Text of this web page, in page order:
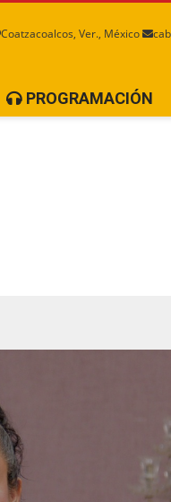
Coatzacoalcos, Ver., México
PROGRAMACIÓN